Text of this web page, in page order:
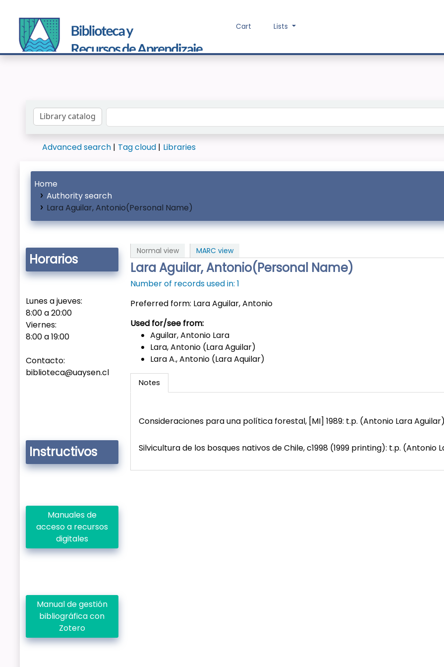
Cart Lists
Search the catalog by:
Advanced search Tag cloud Libraries
Home
Authority search
Lara Aguilar, Antonio(Personal Name)
Horarios
Lunes a jueves:
8:00 a 20:00
Viernes:
8:00 a 19:00
Contacto:
biblioteca@uaysen.cl
Instructivos
Manuales de
acceso a recursos
digitales
Manual de gestión
bibliográfica con
Zotero
Normal view MARC view
Lara Aguilar, Antonio(Personal Name)
Number of records used in: 1
Preferred form: Lara Aguilar, Antonio
Used for/see from:
Aguilar, Antonio Lara
Lara, Antonio (Lara Aguilar)
Lara A., Antonio (Lara Aquilar)
Notes
Consideraciones para una política forestal, [MI] 1989: t.p. (Antonio Lara
Silvicultura de los bosques nativos de Chile, c1998 (1999 printing): t.p. (Antonio